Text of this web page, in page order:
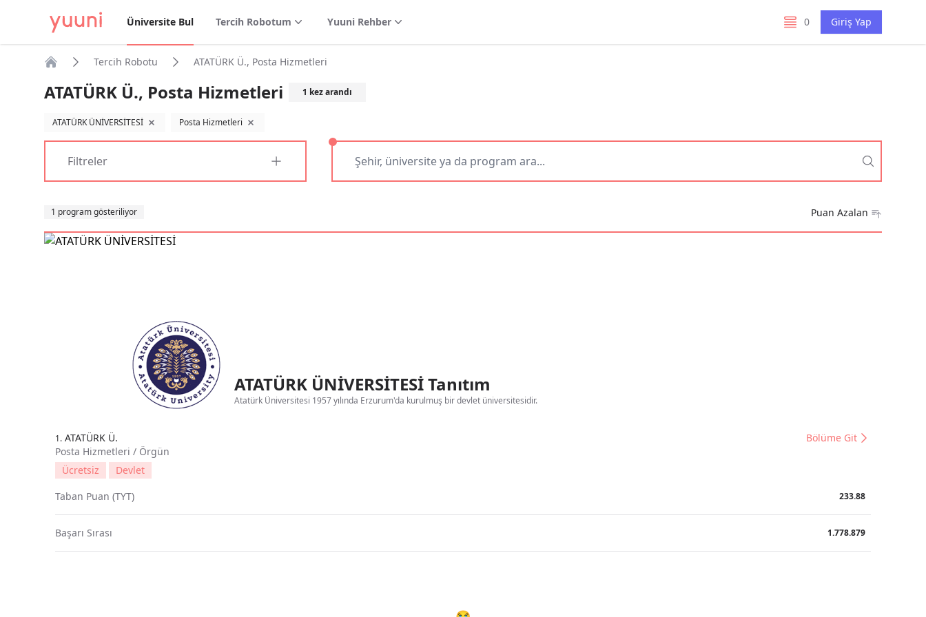
Üniversite Bul Tercih Robotum Yuuni Rehber 0
listelerim Giriş Yap
Tercih Robotu ATATÜRK Ü., Posta Hizmetleri
ATATÜRK Ü., Posta Hizmetleri 1 kez arandı
ATATÜRK ÜNİVERSİTESİ filtreyi kaldırPosta Hizmetleri filtreyi kaldır
Filtreler
1 program gösteriliyor Puan Azalan
ATATÜRK ÜNİVERSİTESİ Tanıtım
Atatürk Üniversitesi 1957 yılında Erzurum'da kurulmuş bir devlet üniversitesidir.
1. ATATÜRK Ü.
Posta Hizmetleri / Örgün
Bölüme Git
Ücretsiz
Devlet
Taban Puan (TYT)
233.88
Başarı Sırası 1.778.879